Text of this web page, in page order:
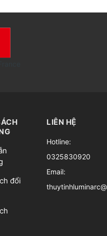
đổi
LIÊN HỆ
Hotline:
0325830920
Email: